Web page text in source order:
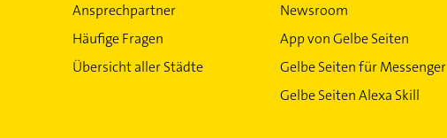
Ansprechpartner
Häufige Fragen
Übersicht aller Städte
Newsroom
App von Gelbe Seiten
Gelbe Seiten für Messenger
Gelbe Seiten Alexa Skill